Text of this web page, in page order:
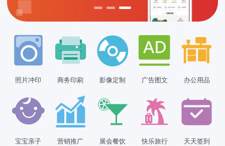
照片冲印 商务印刷 影像定制 广告图文 办公用品
宝宝亲子 营销推广 展会餐饮 快乐旅行 天天签到